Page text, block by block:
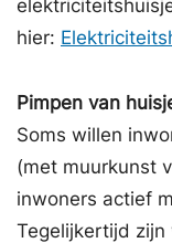
hier:
Pimpen van
Soms willen
(met muurkunst
inwoners actief
Tegelijkertijd